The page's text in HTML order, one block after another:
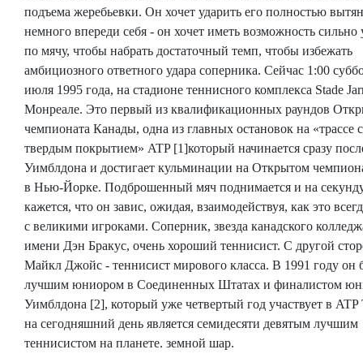
подъема жеребьевки. Он хочет ударить его полностью
немного впереди себя - он хочет иметь возможность сильно
по мячу, чтобы набрать достаточный темп, чтобы избежать
амбициозного ответного удара соперника. Сейчас 1:00
июля 1995 года, на стадионе теннисного комплекса Stade
Монреале. Это первый из квалификационных раундов
чемпионата Канады, одна из главных остановок на «трассе с
твердым покрытием» ATP [1]который начинается сразу
Уимблдона и достигает кульминации на Открытом
в Нью-Йорке. Подброшенный мяч поднимается и на
кажется, что он завис, ожидая, взаимодействуя, как это
с великими игроками. Соперник, звезда канадского
имени Дэн Бракус, очень хороший теннисист. С другой
Майкл Джойс - теннисист мирового класса. В 1991 году он
лучшим юниором в Соединенных Штатах и ​​финалистом
Уимблдона [2], который уже четвертый год участвует в ATP
на сегодняшний день является семидесяти девятым лучшим
теннисистом на планете. земной шар.